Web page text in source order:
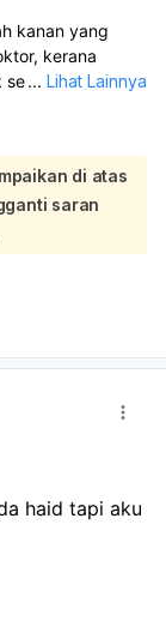
kanan yang
kerana
semestinya
atau
bawa anak
untuk
membesar,
segera
... Lihat Lainnya
di atas
saran
haid tapi aku